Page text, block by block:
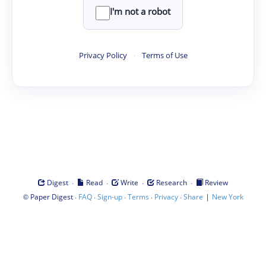
I'm not a robot
Privacy Policy · Terms of Use
Digest · Read · Write · Research ·
Review
© Paper Digest· FAQ·Sign-up·Terms · Privacy·Share | New York